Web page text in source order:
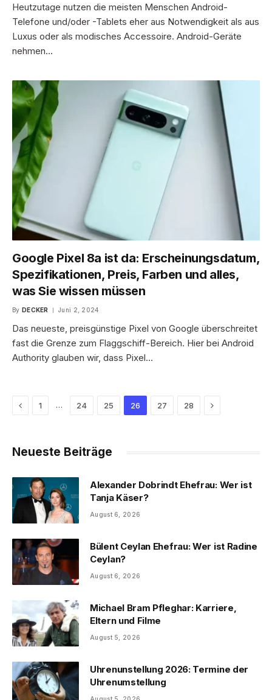
Heutzutage nutzen die meisten Menschen Android-
Telefone und/oder -Tablets eher aus Notwendigkeit als aus
Luxus oder als modisches Accessoire. Android-Geräte
nehmen…
Google Pixel 8a ist da: Erscheinungsdatum,
Spezifikationen, Preis, Farben und alles,
was Sie wissen müssen
By DECKER Juni 2, 2024
Das neueste, preisgünstige Pixel von Google überschreitet
fast die Grenze zum Flaggschiff-Bereich. Hier bei Android
Authority glauben wir, dass Pixel…
Previous
1 … 24 25 26 27 28 Next
Neueste Beiträge
Alexander Dobrindt Ehefrau: Wer ist
Tanja Käser?
August 6, 2026
Bülent Ceylan Ehefrau: Wer ist Radine
Ceylan?
August 6, 2026
Michael Bram Pfleghar: Karriere,
Eltern und Filme
August 5, 2026
Uhrenunstellung 2026: Termine der
Uhrenumstellung